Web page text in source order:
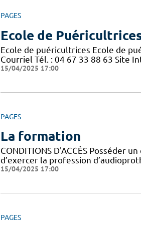
PAGES
Ecole de
Ecole de puéricultrices Ecole de
Courriel Tél. : 04 67 33 88 63 Site
15/04/2025 17:00
PAGES
La formation
CONDITIONS D'ACCÈS Posséder
d’exercer la profession
15/04/2025 17:00
PAGES